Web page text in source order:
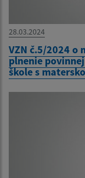
28.03.2024
VZN č.5/2024 o
plnenie
škole s